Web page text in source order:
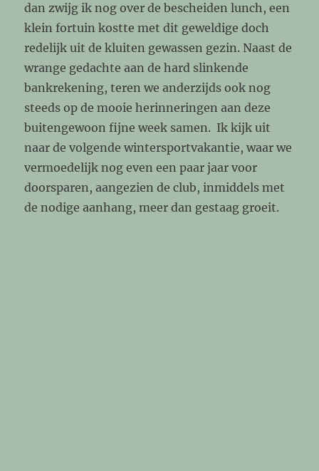
dan zwijg ik nog over de bescheiden lunch, een
klein fortuin kostte met dit geweldige doch
redelijk uit de kluiten gewassen gezin. Naast de
wrange gedachte aan de hard slinkende
bankrekening, teren we anderzijds ook nog
steeds op de mooie herinneringen aan deze
buitengewoon fijne week samen. Ik kijk uit
naar de volgende wintersportvakantie, waar we
vermoedelijk nog even een paar jaar voor
doorsparen, aangezien de club, inmiddels met
de nodige aanhang, meer dan gestaag groeit.